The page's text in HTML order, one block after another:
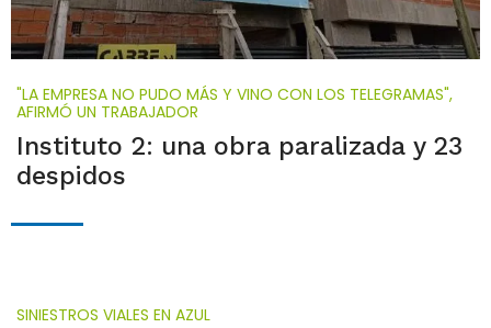
"LA EMPRESA NO PUDO MÁS Y VINO CON LOS TELEGRAMAS",
AFIRMÓ UN TRABAJADOR
Instituto 2: una obra paralizada y 23
despidos
SINIESTROS VIALES EN AZUL